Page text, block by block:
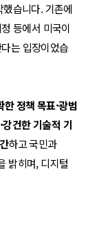
습니다. 기존에
등에서 미국이
는 입장이었습
한 정책 목표·광범
·강건한 기술적 기
하고 국민과
밝히며, 디지털